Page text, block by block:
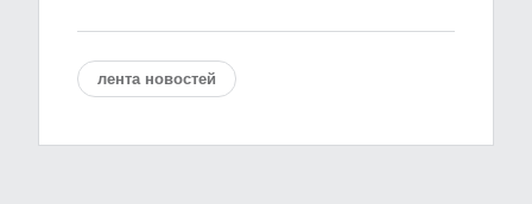
лента новостей